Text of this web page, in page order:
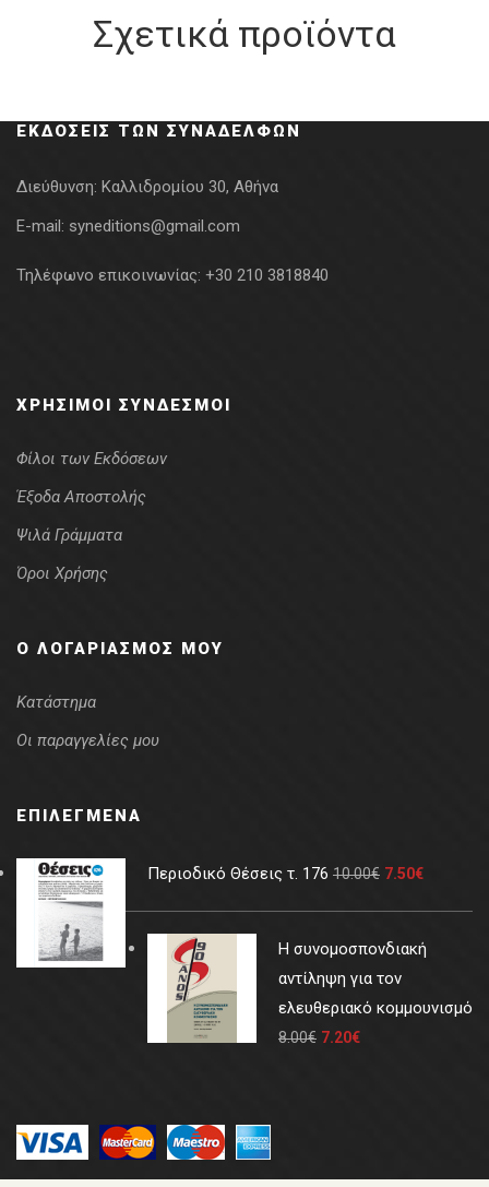
Σχετικά προϊόντα
ΕΚΔΌΣΕΙΣ ΤΩΝ ΣΥΝΑΔΈΛΦΩΝ
Διεύθυνση: Καλλιδρομίου 30, Αθήνα
E-mail: syneditions@gmail.com
Τηλέφωνο επικοινωνίας: +30 210 3818840
ΧΡΉΣΙΜΟΙ ΣΎΝΔΕΣΜΟΙ
Φίλοι των Εκδόσεων
Έξοδα Αποστολής
Ψιλά Γράμματα
Όροι Χρήσης
Ο ΛΟΓΑΡΙΑΣΜΌΣ ΜΟΥ
Κατάστημα
Οι παραγγελίες μου
ΕΠΙΛΕΓΜΈΝΑ
Περιοδικό Θέσεις τ. 176 10.00€ 7.50€
Η συνομοσπονδιακή
αντίληψη για τον
ελευθεριακό κομμουνισμό
8.00€ 7.20€